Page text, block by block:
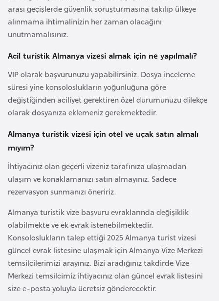
arası geçişlerde güvenlik soruşturmasına takılıp ülkeye
alınmama ihtimalinizin her zaman olacağını
unutmamalısınız.
Acil turistik Almanya vizesi almak için ne yapılmalı?
VIP olarak başvurunuzu yapabilirsiniz. Dosya inceleme
süresi yine konsoloslukların yoğunluğuna göre
değiştiğinden aciliyet gerektiren özel durumunuzu dilekçe
olarak dosyanıza eklemeniz gerekmektedir.
Almanya turistik vizesi için otel ve uçak satın almalı
mıyım?
İhtiyacınız olan geçerli vizeniz tarafınıza ulaşmadan
ulaşım ve konaklamanızı satın almayınız. Sadece
rezervasyon sunmanızı öneririz.
Almanya turistik vize başvuru evraklarında değişiklik
olabilmekte ve ek evrak istenebilmektedir.
Konsoloslukların talep ettiği 2025 Almanya turist vizesi
güncel evrak listesine ulaşmak için Almanya Vize Merkezi
temsilcilerimizi arayınız. Bizi aradığınız takdirde Vize
Merkezi temsilcimiz ihtiyacınız olan güncel evrak listesini
size e-posta yoluyla ücretsiz gönderecektir.
n
y
a
L
i
b
y
a
L
i
h
t
e
ş
t
a
y
n
L